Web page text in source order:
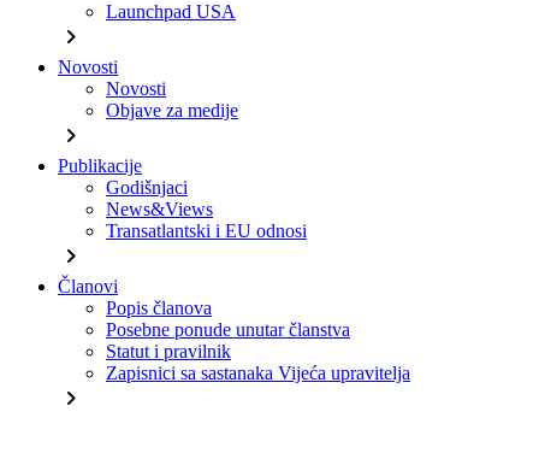
Launchpad USA
chevron_right
Novosti
Novosti
Objave za medije
chevron_right
Publikacije
Godišnjaci
News&Views
Transatlantski i EU odnosi
chevron_right
Članovi
Popis članova
Posebne ponude unutar članstva
Statut i pravilnik
Zapisnici sa sastanaka Vijeća upravitelja
chevron_right